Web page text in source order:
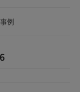
例